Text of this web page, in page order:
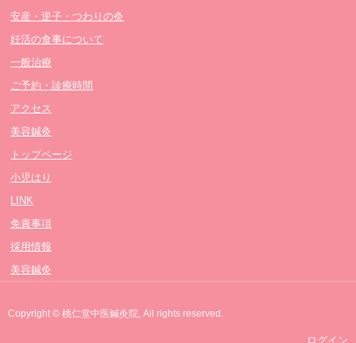
安産・逆子・つわりの灸
妊活の食事について
一般治療
ご予約・診療時間
アクセス
美容鍼灸
トップページ
小児はり
LINK
免責事項
採用情報
美容鍼灸
Copyright © 桃仁堂中医鍼灸院, All rights reserved.
ログイン